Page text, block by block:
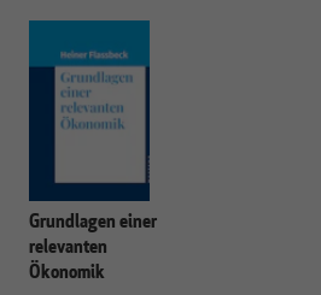
Grundlagen einer
relevanten
Ökonomik